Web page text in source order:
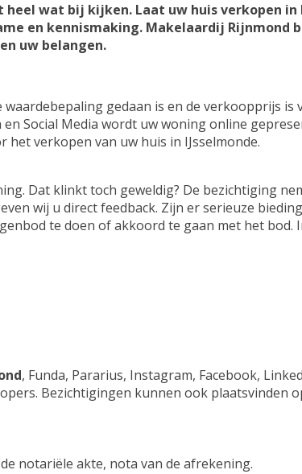
wat bij kijken. Laat uw huis verkopen
en kennismaking. Makelaardij
uw belangen.
gedaan is en de verkoopprijs
Social Media wordt uw woning online
verkopen van uw huis in IJsselmonde.
Dat klinkt toch geweldig? De bezichtiging
wij u direct feedback. Zijn er serieuze
te doen of akkoord te gaan met het
, Funda, Pararius, Instagram, Facebook,
Bezichtigingen kunnen ook plaatsvinden
notariële akte, nota van de afrekening.